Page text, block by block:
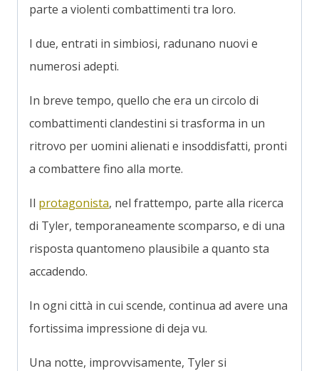
parte a violenti combattimenti tra loro.
I due, entrati in simbiosi, radunano nuovi e
numerosi adepti.
In breve tempo, quello che era un circolo di
combattimenti clandestini si trasforma in un
ritrovo per uomini alienati e insoddisfatti, pronti
a combattere fino alla morte.
Il protagonista, nel frattempo, parte alla ricerca
di Tyler, temporaneamente scomparso, e di una
risposta quantomeno plausibile a quanto sta
accadendo.
In ogni città in cui scende, continua ad avere una
fortissima impressione di deja vu.
Una notte, improvvisamente, Tyler si